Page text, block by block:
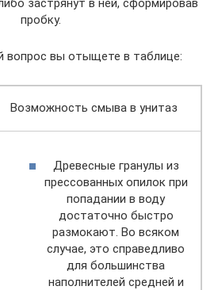
застрянут в ней, сформировав
пробку.
вопрос вы отыщете в таблице:
Возможность смыва в унитаз
Древесные гранулы из
прессованных опилок при
попадании в воду
достаточно быстро
размокают. Во всяком
случае, это справедливо
для большинства
наполнителей средней и